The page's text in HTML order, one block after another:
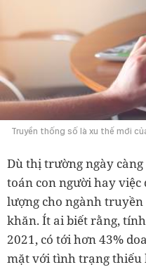
Truyền thống số là xu thế mới
Dù thị trường ngày
toán con người hay
lượng cho ngành
khăn. Ít ai biết rằng,
2021, có tới hơn 43%
mặt với tình trạng thiếu